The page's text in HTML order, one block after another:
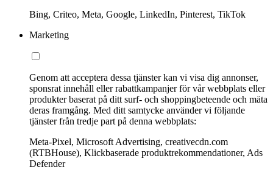
Bing, Criteo, Meta, Google, LinkedIn, Pinterest, TikTok
Marketing
Genom att acceptera dessa tjänster kan vi visa dig annonser,
sponsrat innehåll eller rabattkampanjer för vår webbplats eller
produkter baserat på ditt surf- och shoppingbeteende och mäta
deras framgång. Med ditt samtycke använder vi följande
tjänster från tredje part på denna webbplats:
Meta-Pixel, Microsoft Advertising, creativecdn.com
(RTBHouse), Klickbaserade produktrekommendationer, Ads
Defender